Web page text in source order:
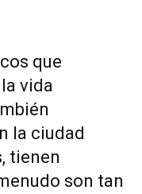
que
vida
la ciudad
tienen
son tan